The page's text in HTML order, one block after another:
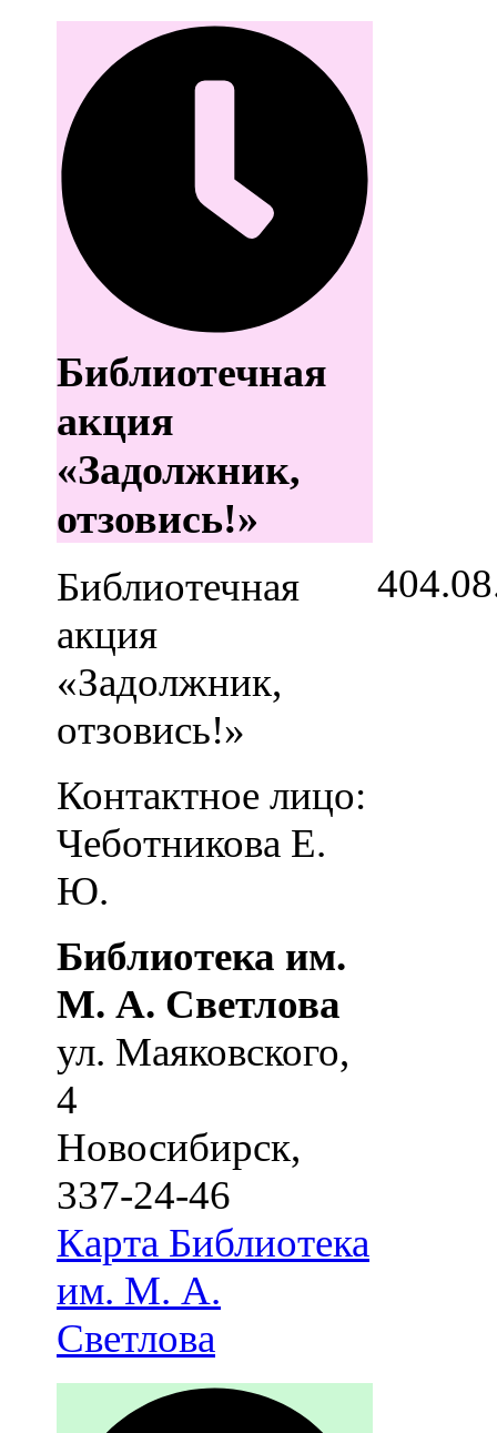
Библиотечная
акция
«Задолжник,
отзовись!»
Библиотечная
акция
«Задолжник,
отзовись!»
Контактное лицо:
Чеботникова Е.
Ю.
Библиотека им.
М. А. Светлова
ул. Маяковского,
4
Новосибирск,
337-24-46
Карта Библиотека
им. М. А.
Светлова
4